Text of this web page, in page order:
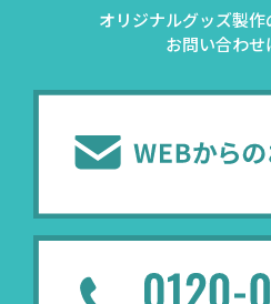
オリジナルグッズ製作
お問い合わせ